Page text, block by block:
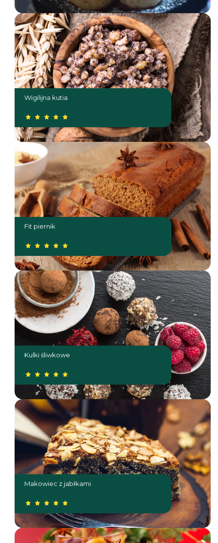
Wigilijna kutia
Fit piernik
Kulki śliwkowe
Makowiec z jabłkami